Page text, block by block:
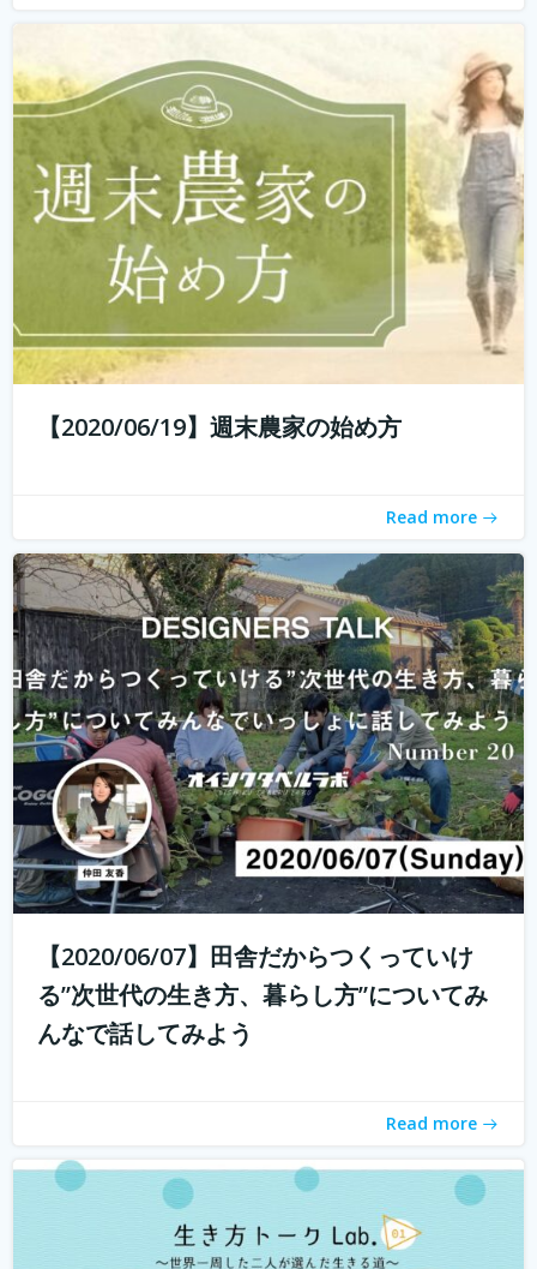
【2020/06/19】週末農家の始め方
Read more
エイイチです。オイシクタベルラボというコミュニケーシ
ョンデザインを主体としたあらゆるコトをデザインしてい
こうと動いています。 普段からいろんなものをデザインし
ていますが、これから先いままでデザインとはまったく関
わりのなかった人たちもデザイン...続きを読む
【2020/06/07】田舎だからつくっていけ
る”次世代の生き方、暮らし方”についてみ
んなで話してみよう
Read more
これからの生き方についてみんなで話し、考える場、生き
方トークLab. なんとなく決めた仕事や住む場所、それって
自分が今も本当に求めているものでしょうか。コロナ禍の
中で自分の生き方を考え直している人もいるかと思いま
す。 人は人と出会い、話し、... 続きを読む